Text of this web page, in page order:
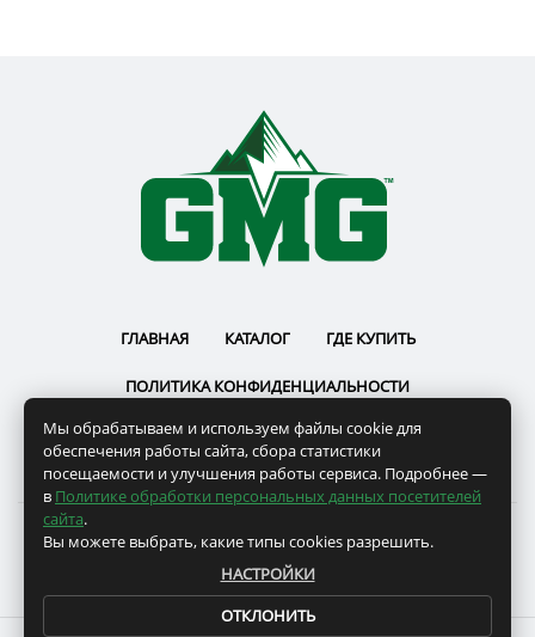
ГЛАВНАЯ КАТАЛОГ ГДЕ КУПИТЬ
ПОЛИТИКА КОНФИДЕНЦИАЛЬНОСТИ
ПОЛЬЗОВАТЕЛЬСКОЕ СОГЛАШЕНИЕ РЕКВИЗИТЫ
GMG © 2022
Мы обрабатываем и используем файлы cookie для
обеспечения работы сайта, сбора статистики
посещаемости и улучшения работы сервиса. Подробнее —
в Политике обработки персональных данных посетителей
сайта.
Вы можете выбрать, какие типы cookies разрешить.
НАСТРОЙКИ
ОТКЛОНИТЬ